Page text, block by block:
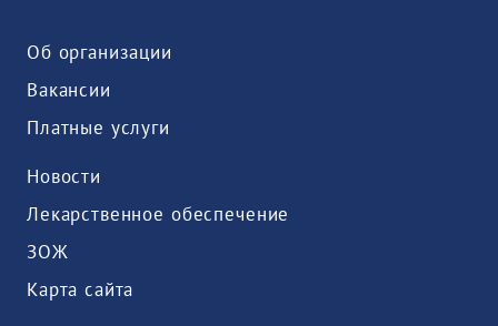
Об организации
Вакансии
Платные услуги
Новости
Лекарственное обеспечение
ЗОЖ
Карта сайта